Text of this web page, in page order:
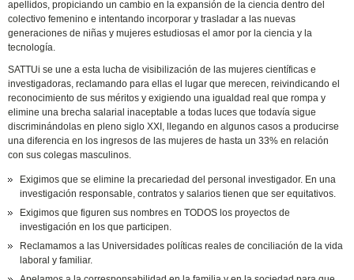
apellidos, propiciando un cambio en la expansión de la ciencia dentro del
colectivo femenino e intentando incorporar y trasladar a las nuevas
generaciones de niñas y mujeres estudiosas el amor por la ciencia y la
tecnología.
SATTUi se une a esta lucha de visibilización de las mujeres científicas e
investigadoras, reclamando para ellas el lugar que merecen, reivindicando el
reconocimiento de sus méritos y exigiendo una igualdad real que rompa y
elimine una brecha salarial inaceptable a todas luces que todavía sigue
discriminándolas en pleno siglo XXI, llegando en algunos casos a producirse
una diferencia en los ingresos de las mujeres de hasta un 33% en relación
con sus colegas masculinos.
Exigimos que se elimine la precariedad del personal investigador. En una
investigación responsable, contratos y salarios tienen que ser equitativos.
Exigimos que figuren sus nombres en TODOS los proyectos de
investigación en los que participen.
Reclamamos a las Universidades políticas reales de conciliación de la vida
laboral y familiar.